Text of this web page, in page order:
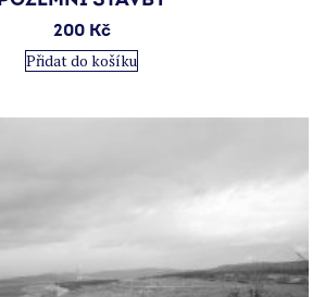
200 Kč
Přidat do košíku